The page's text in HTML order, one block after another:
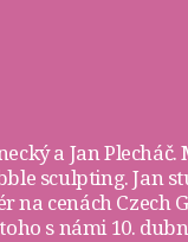
a Jan Plecháč.
sculpting. Jan
cenách Czech
s námi 10.